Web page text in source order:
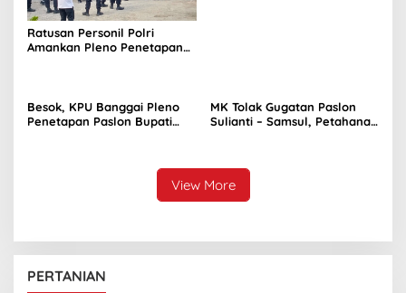
Ratusan Personil Polri
Amankan Pleno Penetapan
Besok, KPU Banggai Pleno
Penetapan Paslon Bupati
MK Tolak Gugatan Paslon
Sulianti – Samsul, Petahana
View More
PERTANIAN